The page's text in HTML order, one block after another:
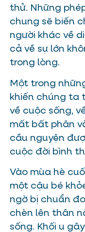
thử. Những
chung sẽ biến
người khác về
cả về sự lớn
trong lòng.
Một trong
khiến chúng ta
về cuộc sống,
mất bất phân
cầu nguyện
cuộc đời bình
Vào mùa hè
một cậu bé
ngờ bị chuẩn
chèn lên thân
sống. Khối u